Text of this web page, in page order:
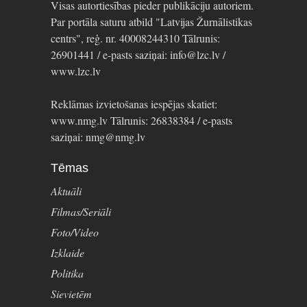
Visas autortiesības pieder publikāciju autoriem.
Par portāla saturu atbild "Latvijas Žurnālistikas
centrs", reģ. nr. 40008244310 Tālrunis:
26901441 / e-pasts saziņai: info@lzc.lv /
www.lzc.lv
Reklāmas izvietošanas iespējas skatiet:
www.nmg.lv Tālrunis: 26838384 / e-pasts
saziņai: nmg@nmg.lv
Tēmas
Aktuāli
Filmas/Seriāli
Foto/Video
Izklaide
Politika
Sievietēm